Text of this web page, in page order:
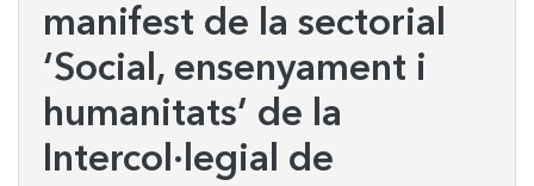
manifest de la sectorial
‘Social, ensenyament i
humanitats’ de la
Intercol·legial de